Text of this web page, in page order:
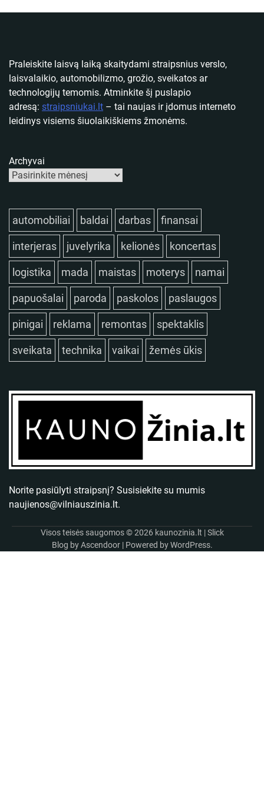
Praleiskite laisvą laiką skaitydami straipsnius verslo,
laisvalaikio, automobilizmo, grožio, sveikatos ar
technologijų temomis. Atminkite šį puslapio
adresą: straipsniukai.lt – tai naujas ir įdomus interneto
leidinys visiems šiuolaikiškiems žmonėms.
Archyvai
automobiliai baldai darbas finansai
interjeras juvelyrika kelionės koncertas
logistika mada maistas moterys namai
papuošalai paroda paskolos paslaugos
pinigai reklama remontas spektaklis
sveikata technika vaikai žemės ūkis
Norite pasiūlyti straipsnį? Susisiekite su mumis
naujienos@vilniauszinia.lt.
Visos teisės saugomos © 2026 kaunozinia.lt | Slick
Blog byAscendoor| Powered byWordPress.